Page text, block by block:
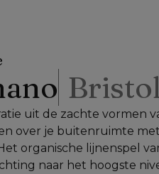
uit de zachte vormen
over je buitenruimte
organische lijnenspel
naar het hoogste